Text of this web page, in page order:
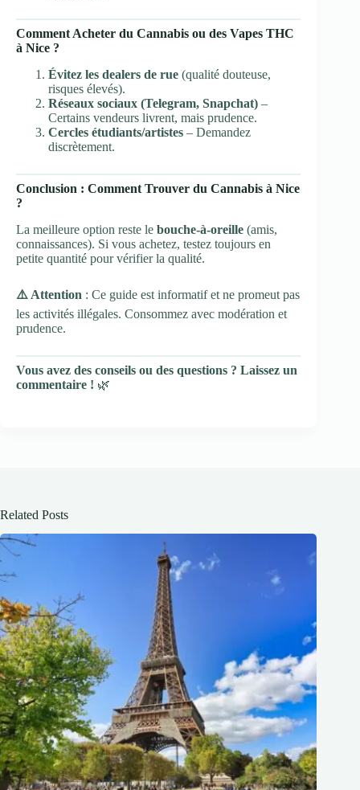
Comment Acheter du Cannabis ou des Vapes THC
à Nice ?
Évitez les dealers de rue (qualité douteuse,
risques élevés).
Réseaux sociaux (Telegram, Snapchat) –
Certains vendeurs livrent, mais prudence.
Cercles étudiants/artistes – Demandez
discrètement.
Conclusion : Comment Trouver du Cannabis à Nice
?
La meilleure option reste le bouche-à-oreille (amis,
connaissances). Si vous achetez, testez toujours en
petite quantité pour vérifier la qualité.
⚠️ Attention : Ce guide est informatif et ne promeut pas
les activités illégales. Consommez avec modération et
prudence.
Vous avez des conseils ou des questions ? Laissez un
commentaire ! 🌿
Related Posts